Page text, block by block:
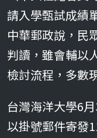
請入學甄試成績
中華郵政說，民
判讀，雖會輔以
檢討流程，多數
台灣海洋大學6
以掛號郵件寄發